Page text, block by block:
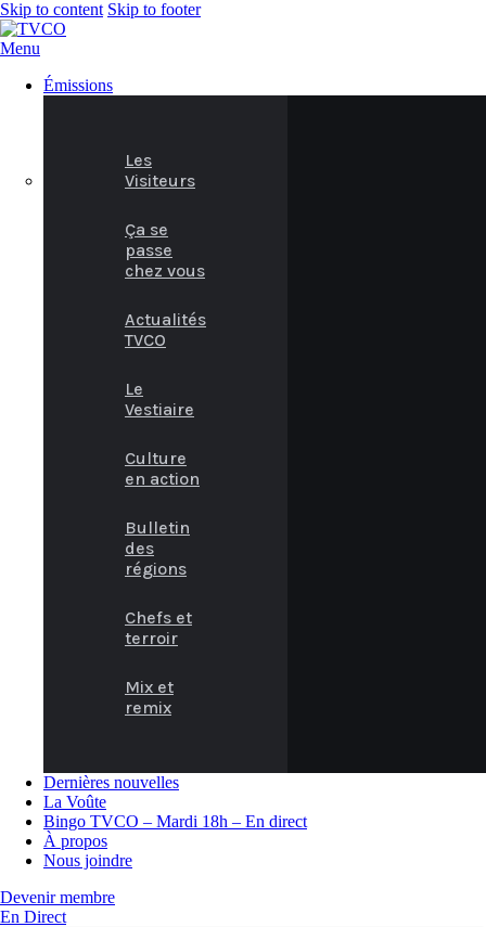
Skip to content Skip to footer
Menu
Émissions
Les
Visiteurs
Ça se
passe
chez vous
Actualités
TVCO
Le
Vestiaire
Culture
en action
Bulletin
des
régions
Chefs et
terroir
Mix et
remix
Dernières nouvelles
La Voûte
Bingo TVCO – Mardi 18h – En direct
À propos
Nous joindre
Devenir membre
En Direct